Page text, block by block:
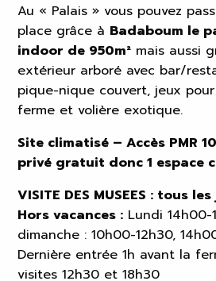
Au « Palais » vous pouvez
place grâce à Badaboum le
indoor de 950m² mais aussi
extérieur arboré avec bar/
pique-nique couvert, jeux
ferme et volière exotique.
Site climatisé – Accès PMR
privé gratuit donc 1 espace
VISITE DES MUSEES : tous
Hors vacances : Lundi
dimanche : 10h00-12h30,
Dernière entrée 1h avant la
visites 12h30 et 18h30